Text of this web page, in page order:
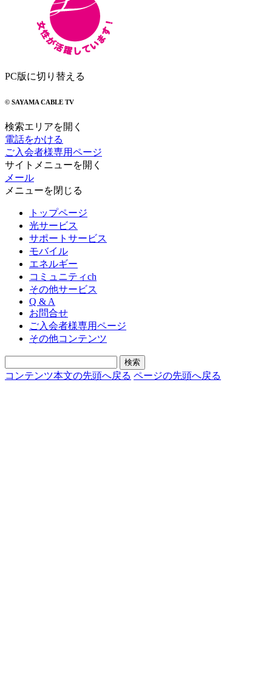
PC版に切り替える
© SAYAMA CABLE TV
検索エリアを開く
電話をかける
ご入会者様専用ページ
サイトメニューを開く
メール
メニューを閉じる
トップページ
光サービス
サポートサービス
モバイル
エネルギー
コミュニティch
その他サービス
Q & A
お問合せ
ご入会者様専用ページ
その他コンテンツ
コンテンツ本文の先頭へ戻る ページの先頭へ戻る